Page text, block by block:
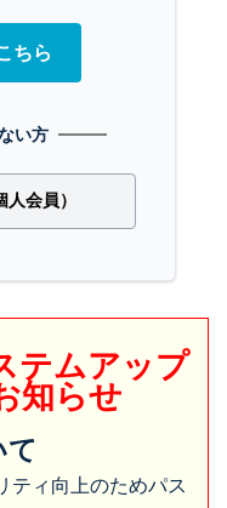
ちら
い方
会員）
テムアップ
知らせ
ティ向上のためパス